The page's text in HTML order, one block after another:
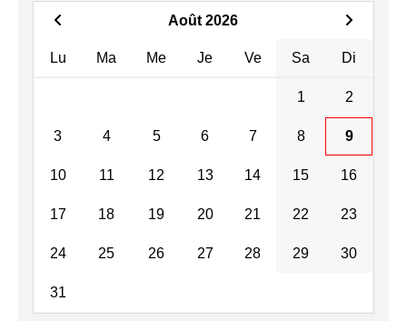
Août 2026
Lu Ma Me Je Ve Sa Di
1 2
3 4 5 6 7 8 9
10 11 12 13 14 15 16
17 18 19 20 21 22 23
24 25 26 27 28 29 30
31